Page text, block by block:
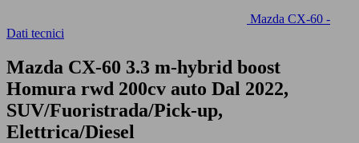
Mazda CX-60 -
Dati tecnici
Mazda CX-60 3.3 m-hybrid boost
Homura rwd 200cv auto Dal 2022,
SUV/Fuoristrada/Pick-up,
Elettrica/Diesel